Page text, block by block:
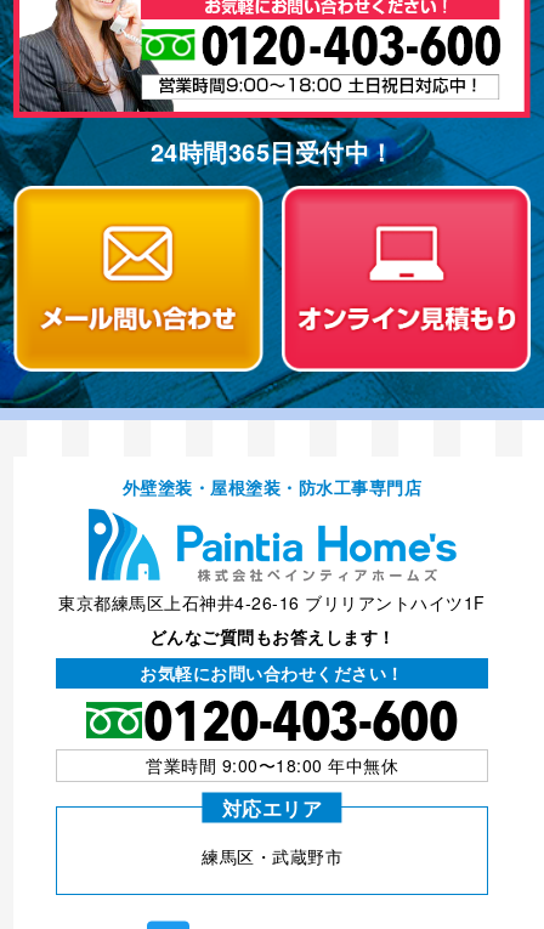
24時間365⽇受付中！
外壁塗装・屋根塗装・防⽔⼯事専⾨店
東京都練馬区上石神井4-26-16 ブリリアントハイツ1F
どんなご質問もお答えします！
お気軽にお問い合わせください！
営業時間 9:00〜18:00 年中無休
対応エリア
練⾺区・武蔵野市